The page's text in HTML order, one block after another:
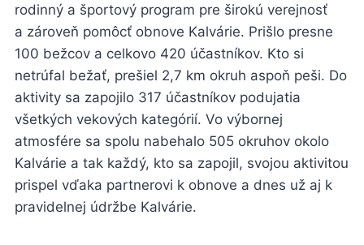
rodinný a športový program pre širokú verejnosť
a zároveň pomôcť obnove Kalvárie. Prišlo presne
100 bežcov a celkovo 420 účastníkov. Kto si
netrúfal bežať, prešiel 2,7 km okruh aspoň peši. Do
aktivity sa zapojilo 317 účastníkov podujatia
všetkých vekových kategórií. Vo výbornej
atmosfére sa spolu nabehalo 505 okruhov okolo
Kalvárie a tak každý, kto sa zapojil, svojou aktivitou
prispel vďaka partnerovi k obnove a dnes už aj k
pravidelnej údržbe Kalvárie.